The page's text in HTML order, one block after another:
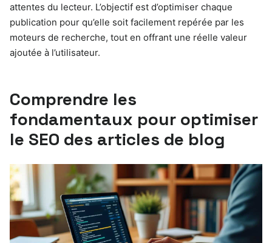
attentes du lecteur. L’objectif est d’optimiser chaque
publication pour qu’elle soit facilement repérée par les
moteurs de recherche, tout en offrant une réelle valeur
ajoutée à l’utilisateur.
Comprendre les
fondamentaux pour optimiser
le SEO des articles de blog